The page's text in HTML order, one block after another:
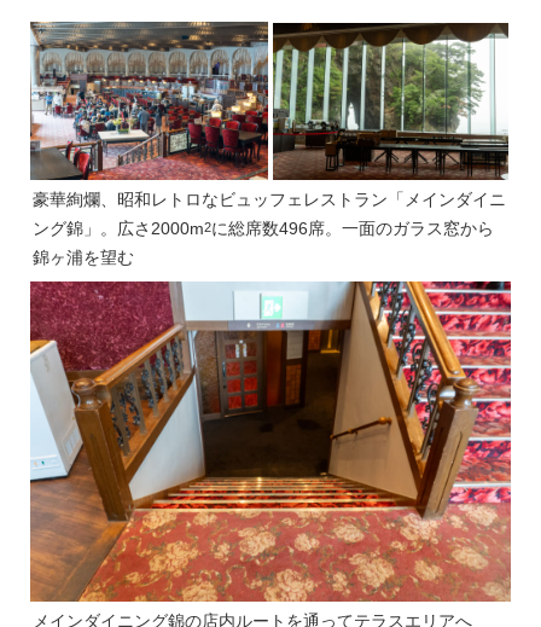
豪華絢爛、昭和レトロなビュッフェレストラン「メインダイニ
ング錦」。広さ2000m2に総席数496席。一面のガラス窓から
錦ヶ浦を望む
メインダイニング錦の店内ルートを通ってテラスエリアへ